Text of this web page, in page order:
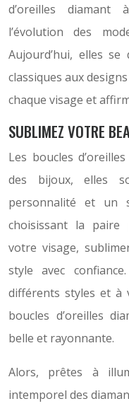
d’oreilles
l’évolution des
Aujourd’hui, elles
classiques aux
chaque visage et
SUBLIMEZ VOTRE
Les boucles
des bijoux, elles
personnalité et un
choisissant la paire
votre visage,
style avec
différents styles et à
boucles d’oreilles
belle et rayonnante.
Alors, prêtes à
intemporel des